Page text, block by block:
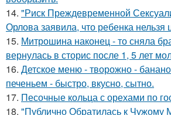
14. "Риск Преждевременной
Орлова заявила, что ребенка нельзя
15. Митрошина наконец - то сняла
вернулась в сторис после 1, 5 лет
16. Детское меню - творожно -
печеньем - быстро, вкусно, сытно.
17. Песочные кольца с орехами по
18. "Публично Обратилась к Чужому